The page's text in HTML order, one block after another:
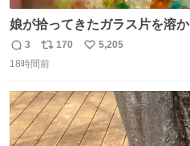
娘が拾ってきたガラス片を溶
返
信
3
リ
ポ
ト
数
170
い
数
5,205
18時間前